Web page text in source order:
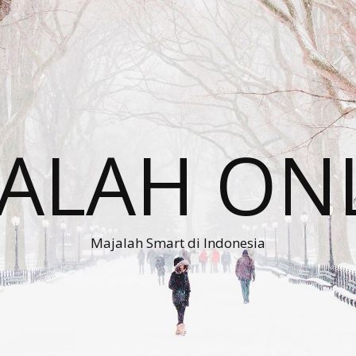
Majalah Smart di Indonesia